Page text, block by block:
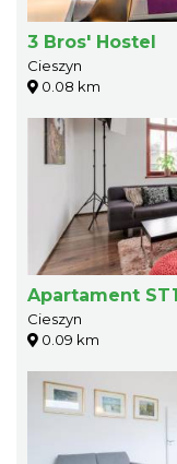
3 Bros' Hostel
Cieszyn
0.08 km
Apartament ST1
Cieszyn
0.09 km